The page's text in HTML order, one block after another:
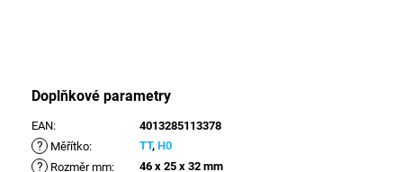
Doplňkové parametry
EAN: 4013285113378
? Měřítko: TT, H0
? Rozměr mm: 46 x 25 x 32 mm